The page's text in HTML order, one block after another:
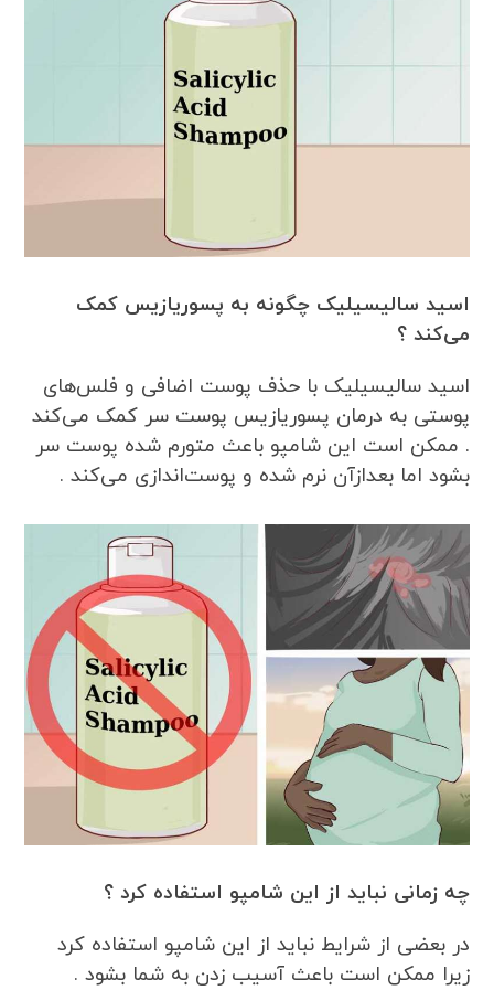
اسید سالیسیلیک چگونه به پسوریازیس کمک
می‌کند ؟
اسید سالیسیلیک با حذف پوست اضافی و فلس‌های
پوستی به درمان پسوریازیس پوست سر کمک می‌کند
. ممکن است این شامپو باعث متورم شده پوست سر
بشود اما بعدازآن نرم شده و پوست‌اندازی می‌کند .
چه زمانی نباید از این شامپو استفاده کرد ؟
در بعضی از شرایط نباید از این شامپو استفاده کرد
زیرا ممکن است باعث آسیب زدن به شما بشود .